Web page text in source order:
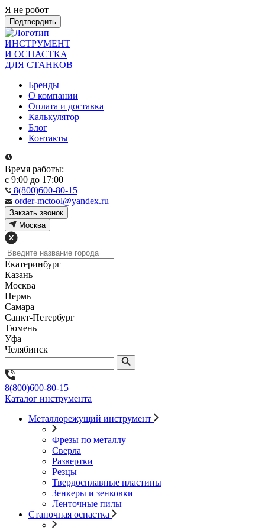
Я не робот
Подтвердить
ИНСТРУМЕНТ
И ОСНАСТКА
ДЛЯ СТАНКОВ
Бренды
О компании
Оплата и доставка
Калькулятор
Блог
Контакты
Время работы:
с 9:00 до 17:00
8(800)600-80-15
order-mctool@yandex.ru
Закзать звонок
Москва
Екатеринбург
Казань
Москва
Пермь
Самара
Санкт-Петербург
Тюмень
Уфа
Челябинск
8(800)600-80-15
Каталог инструмента
Металлорежущий инструмент
Фрезы по металлу
Сверла
Развертки
Резцы
Твердосплавные пластины
Зенкеры и зенковки
Ленточные пилы
Станочная оснастка